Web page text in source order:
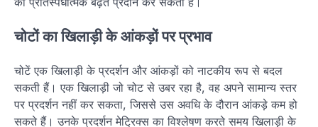
चोटों का खिलाड़ी के आंकड़ों पर प्रभाव
चोटें एक खिलाड़ी के प्रदर्शन और आंकड़ों को नाटकीय रूप से बदल
सकती हैं। एक खिलाड़ी जो चोट से उबर रहा है, वह अपने सामान्य स्तर
पर प्रदर्शन नहीं कर सकता, जिससे उस अवधि के दौरान आंकड़े कम हो
सकते हैं। उनके प्रदर्शन मेट्रिक्स का विश्लेषण करते समय खिलाड़ी के